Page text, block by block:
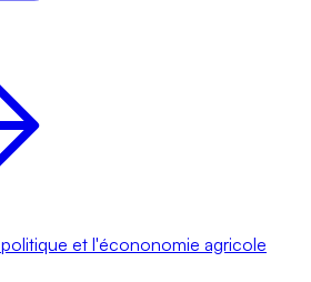
et l'écononomie agricole